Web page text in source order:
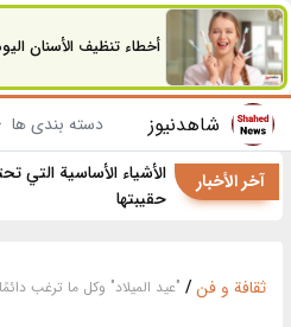
أخطاء تنظيف الأسنان
شاهدنیوز دسته بندی ها
آخر الأخبار
الأشياء الأساسية التي
حقيبتها
ثقافة و فن/ "عيد الميلاد" وكل ما ترغب